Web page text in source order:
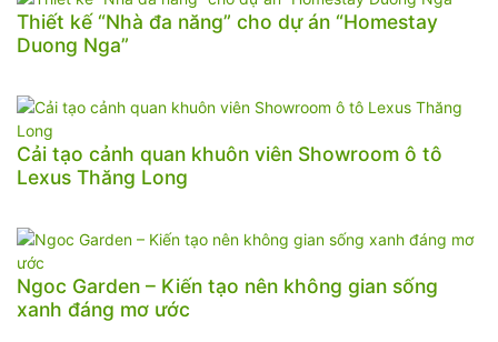
Thiết kế “Nhà đa năng” cho dự án “Homestay
Duong Nga”
Cải tạo cảnh quan khuôn viên Showroom ô tô
Lexus Thăng Long
Ngoc Garden – Kiến tạo nên không gian sống
xanh đáng mơ ước